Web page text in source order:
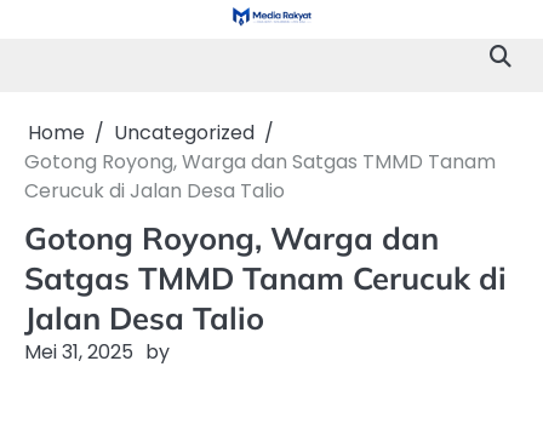
Home
Uncategorized
Gotong Royong, Warga dan Satgas TMMD Tanam
Cerucuk di Jalan Desa Talio
Gotong Royong, Warga dan
Satgas TMMD Tanam Cerucuk di
Jalan Desa Talio
Mei 31, 2025 by